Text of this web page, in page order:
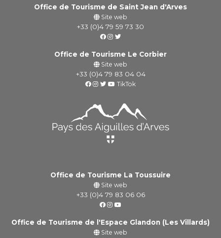
Office de Tourisme de Saint Jean d'Arves
Site web
+33 (0)4 79 59 73 30
Office de Tourisme Le Corbier
Site web
+33 (0)4 79 83 04 04
TikTok
Office de Tourisme La Toussuire
Site web
+33 (0)4 79 83 06 06
Office de Tourisme de l'Espace Glandon (Les Villards)
Site web